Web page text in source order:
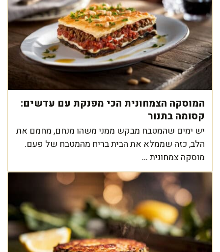
המוסקה הצמחונית הכי מפנקת עם עדשים:
קסומה בתנור
יש ימים שהמטבח מבקש ממני משהו מנחם, מחמם את
הלב, כזה שממלא את הבית בריח מהמטבח של פעם.
מוסקה צמחונית ...